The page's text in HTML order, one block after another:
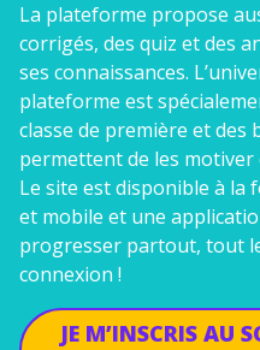
La plateforme propose
corrigés, des quiz et des
ses connaissances.
plateforme est
classe de première et des
permettent de les motiver
Le site est disponible à
et mobile et une
progresser partout, tout
connexion !
JE M’INSCRIS AU